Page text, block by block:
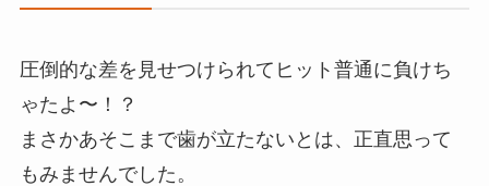
圧倒的な差を見せつけられてヒット普通に負けち
ゃたよ〜！？
まさかあそこまで歯が立たないとは、正直思って
もみませんでした。